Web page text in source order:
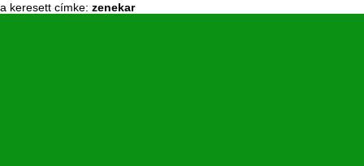
a keresett címke: zenekar